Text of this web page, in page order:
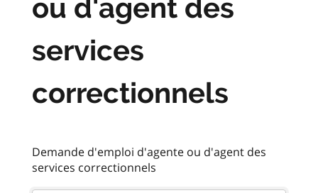
ou d'agent des
services
correctionnels
Demande d'emploi d'agente ou d'agent des